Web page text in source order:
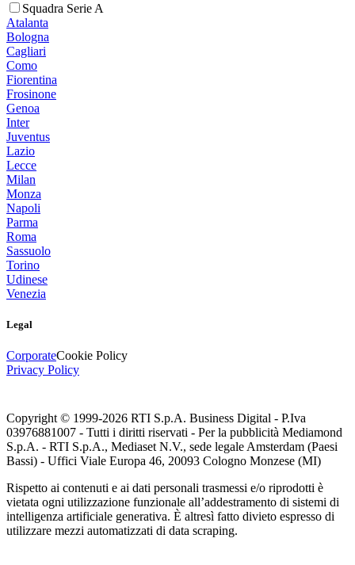
Squadra Serie A
Atalanta
Bologna
Cagliari
Como
Fiorentina
Frosinone
Genoa
Inter
Juventus
Lazio
Lecce
Milan
Monza
Napoli
Parma
Roma
Sassuolo
Torino
Udinese
Venezia
Legal
CorporateCookie Policy
Privacy Policy
Copyright © 1999-2026 RTI S.p.A. Business Digital - P.Iva
03976881007 - Tutti i diritti riservati - Per la pubblicità Mediamond
S.p.A. - RTI S.p.A., Mediaset N.V., sede legale Amsterdam (Paesi
Bassi) - Uffici Viale Europa 46, 20093 Cologno Monzese (MI)
Rispetto ai contenuti e ai dati personali trasmessi e/o riprodotti è
vietata ogni utilizzazione funzionale all’addestramento di sistemi di
intelligenza artificiale generativa. È altresì fatto divieto espresso di
utilizzare mezzi automatizzati di data scraping.